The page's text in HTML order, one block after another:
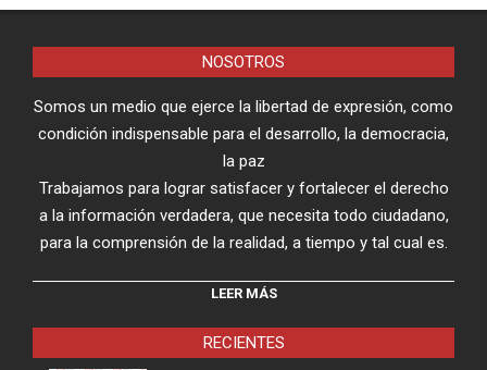
NOSOTROS
Somos un medio que ejerce la libertad de expresión, como
condición indispensable para el desarrollo, la democracia,
la paz
Trabajamos para lograr satisfacer y fortalecer el derecho
a la información verdadera, que necesita todo ciudadano,
para la comprensión de la realidad, a tiempo y tal cual es.
LEER MÁS
RECIENTES